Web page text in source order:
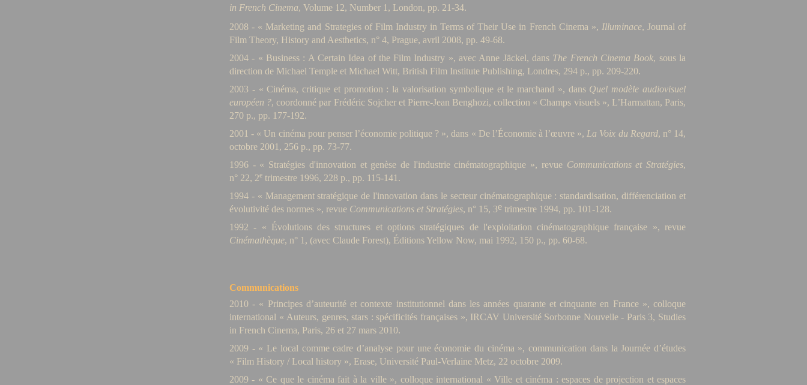
in French Cinema, Volume 12, Number 1, London, pp. 21-34.
2008 - « Marketing and Strategies of Film Industry in Terms of Their Use in French Cinema », Illuminace, Journal of
Film Theory, History and Aesthetics, n° 4, Prague, avril 2008, pp. 49-68.
2004 - « Business : A Certain Idea of the Film Industry », avec Anne Jäckel, dans The French Cinema Book, sous la
direction de Michael Temple et Michael Witt, British Film Institute Publishing, Londres, 294 p., pp. 209-220.
2003 - « Cinéma, critique et promotion : la valorisation symbolique et le marchand », dans Quel modèle audiovisuel
européen ?, coordonné par Frédéric Sojcher et Pierre-Jean Benghozi, collection « Champs visuels », L’Harmattan, Paris,
270 p., pp. 177-192.
2001 - « Un cinéma pour penser l’économie politique ? », dans « De l’Économie à l’œuvre », La Voix du Regard, n° 14,
octobre 2001, 256 p., pp. 73-77.
1996 - « Stratégies d'innovation et genèse de l'industrie cinématographique », revue Communications et Stratégies,
n° 22, 2e trimestre 1996, 228 p., pp. 115-141.
1994 - « Management stratégique de l'innovation dans le secteur cinématographique : standardisation, différenciation et
évolutivité des normes », revue Communications et Stratégies, n° 15, 3e trimestre 1994, pp. 101-128.
1992 - « Évolutions des structures et options stratégiques de l'exploitation cinématographique française », revue
Cinémathèque, n° 1, (avec Claude Forest), Éditions Yellow Now, mai 1992, 150 p., pp. 60-68.
Communications
2010 - « Principes d’auteurité et contexte institutionnel dans les années quarante et cinquante en France », colloque
international « Auteurs, genres, stars : spécificités françaises », IRCAV Université Sorbonne Nouvelle - Paris 3, Studies
in French Cinema, Paris, 26 et 27 mars 2010.
2009 - « Le local comme cadre d’analyse pour une économie du cinéma », communication dans la Journée d’études
« Film History / Local history », Erase, Université Paul-Verlaine Metz, 22 octobre 2009.
2009 - « Ce que le cinéma fait à la ville », colloque international « Ville et cinéma : espaces de projection et espaces